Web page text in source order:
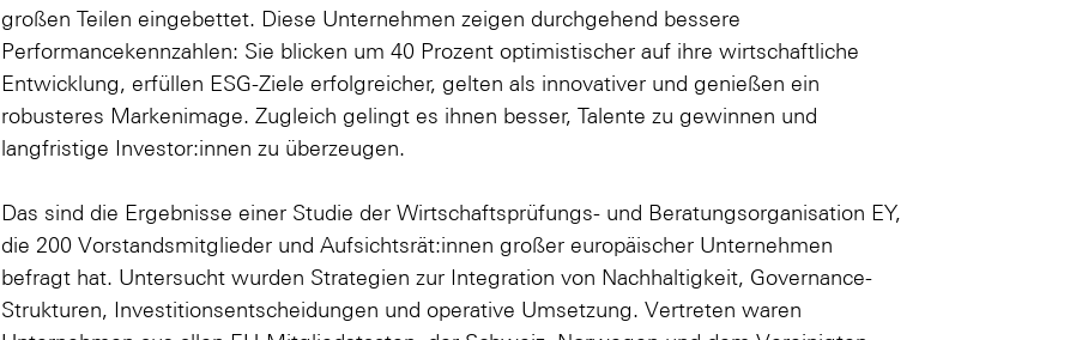
großen Teilen eingebettet. Diese Unternehmen zeigen durchgehend bessere
Performancekennzahlen: Sie blicken um 40 Prozent optimistischer auf ihre wirtschaftliche
Entwicklung, erfüllen ESG-Ziele erfolgreicher, gelten als innovativer und genießen ein
robusteres Markenimage. Zugleich gelingt es ihnen besser, Talente zu gewinnen und
langfristige Investor:innen zu überzeugen.
Das sind die Ergebnisse einer Studie der Wirtschaftsprüfungs- und Beratungsorganisation EY,
die 200 Vorstandsmitglieder und Aufsichtsrät:innen großer europäischer Unternehmen
befragt hat. Untersucht wurden Strategien zur Integration von Nachhaltigkeit, Governance-
Strukturen, Investitionsentscheidungen und operative Umsetzung. Vertreten waren